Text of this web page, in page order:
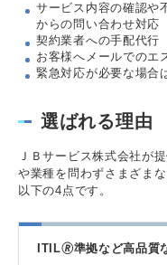
サービス内容の確認や
からの問い合わせ対応
契約業者への手配代行
お客様へメールでのエ
緊急対応が必要な場合
選ばれる理由
ＪＢサービス株式会社が
や業種を問わずさまざま
以下の4点です。
ITIL🄬準拠など高品質